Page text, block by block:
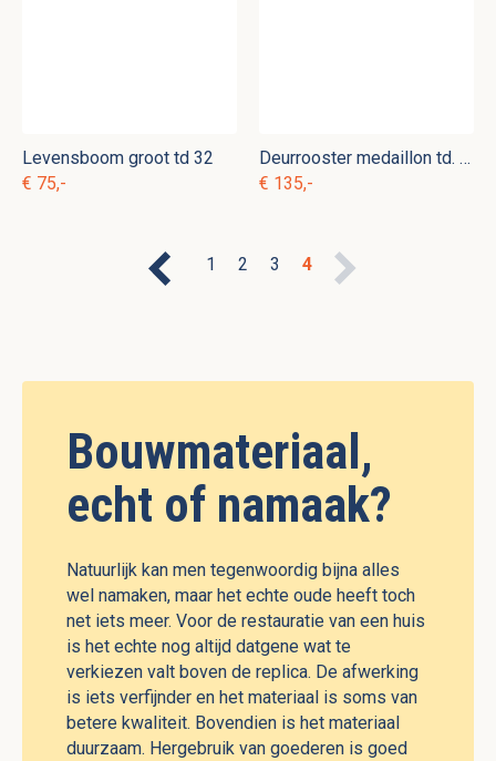
Levensboom groot td 32
€ 75,-
Deurrooster medaillon td. g 6
€ 135,-
1 2 3 4
Bouwmateriaal,
echt of namaak?
Natuurlijk kan men tegenwoordig bijna alles
wel namaken, maar het echte oude heeft toch
net iets meer. Voor de restauratie van een huis
is het echte nog altijd datgene wat te
verkiezen valt boven de replica. De afwerking
is iets verfijnder en het materiaal is soms van
betere kwaliteit. Bovendien is het materiaal
duurzaam. Hergebruik van goederen is goed